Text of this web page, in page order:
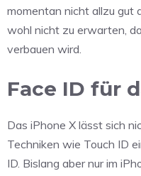
momentan nicht allzu gut
wohl nicht zu erwarten,
verbauen wird.
Face ID für
Das iPhone X lässt sich
Techniken wie Touch ID
ID. Bislang aber nur im